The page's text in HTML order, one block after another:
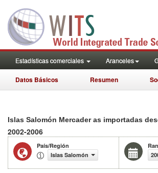
Estadísticas comerciales Aranceles
Datos Básicos Resumen
Islas Salomón Mercader as importadas
2002-2006
País/Región
Islas Salomón